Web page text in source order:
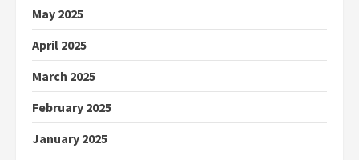
May 2025
April 2025
March 2025
February 2025
January 2025